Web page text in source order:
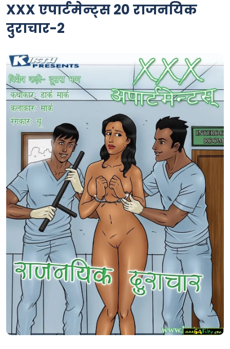
XXX एपार्टमेन्ट्स 20 राजनयिक
दुराचार-2